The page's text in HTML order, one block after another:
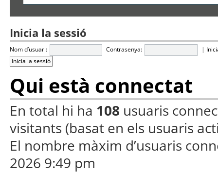
Inicia la sessió
Nom d’usuari: Contrasenya: |
Qui està connectat
En total hi ha 108 usuaris
visitants (basat en els usuaris
El nombre màxim d’usuaris
2026 9:49 pm